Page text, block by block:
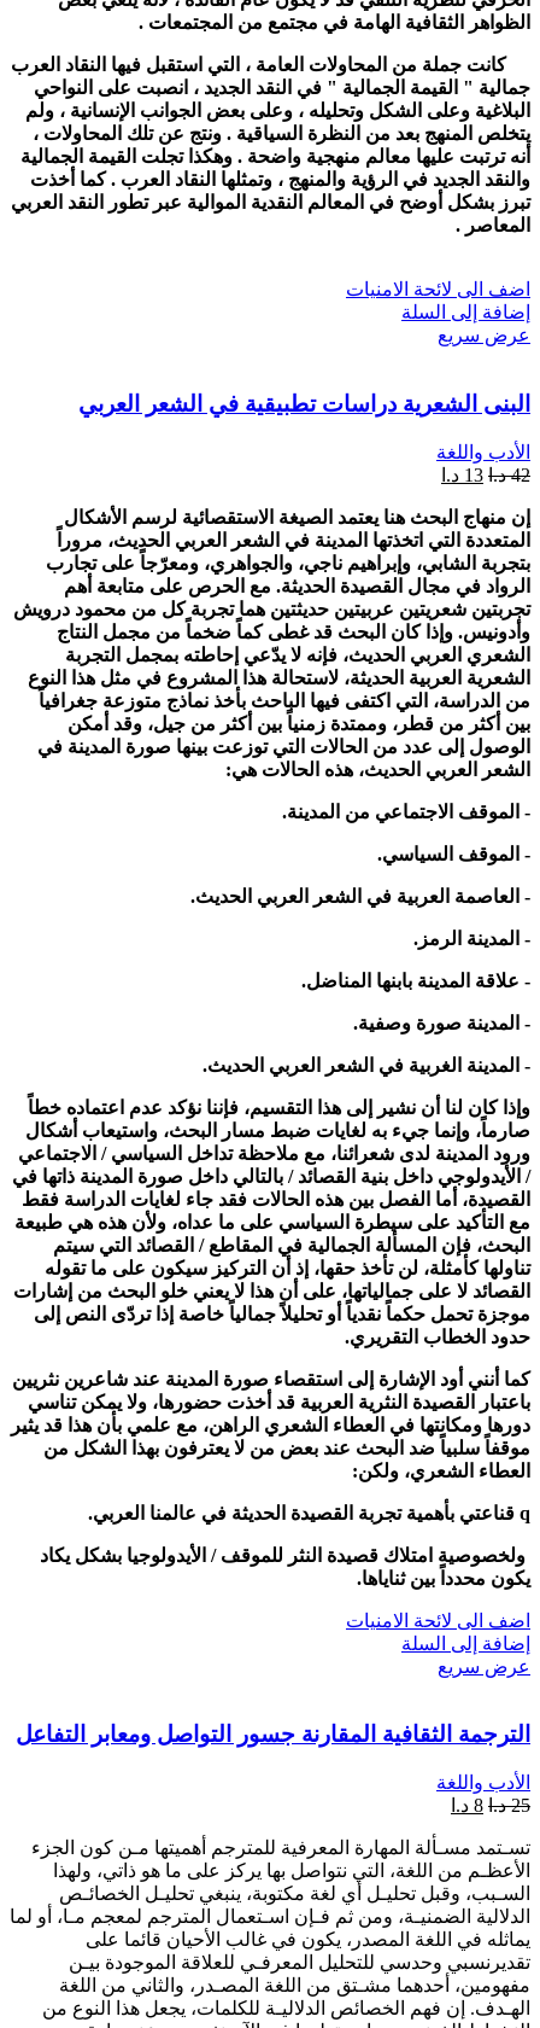
الظواهر الثقافية الهامة في مجتمع من المجتمعات .
كانت جملة من المحاولات العامة ، التي استقبل فيها النقاد العرب
جمالية " القيمة الجمالية " في النقد الجديد ، انصبت على النواحي
البلاغية وعلى الشكل وتحليله ، وعلى بعض الجوانب الإنسانية ، ولم
يتخلص المنهج بعد من النظرة السياقية . ونتج عن تلك المحاولات ،
أنه ترتبت عليها معالم منهجية واضحة . وهكذا تجلت القيمة الجمالية
والنقد الجديد في الرؤية والمنهج ، وتمثلها النقاد العرب . كما أخذت
تبرز بشكل أوضح في المعالم النقدية الموالية عبر تطور النقد العربي
المعاصر .
اضف الى لائحة الامنيات
إضافة إلى السلة
عرض سريع
البنى الشعرية دراسات تطبيقية في الشعر العربي
الأدب واللغة
42 د.ا 13 د.ا
إن منهاج البحث هنا يعتمد الصيغة الاستقصائية لرسم الأشكال
المتعددة التي اتخذتها المدينة في الشعر العربي الحديث، مروراً
بتجربة الشابي، وإبراهيم ناجي، والجواهري، ومعرّجاً على تجارب
الرواد في مجال القصيدة الحديثة. مع الحرص على متابعة أهم
تجربتين شعريتين عربيتين حديثتين هما تجربة كل من محمود درويش
وأدونيس. وإذا كان البحث قد غطى كماً ضخماً من مجمل النتاج
الشعري العربي الحديث، فإنه لا يدّعي إحاطته بمجمل التجربة
الشعرية العربية الحديثة، لاستحالة هذا المشروع في مثل هذا النوع
من الدراسة، التي اكتفى فيها الباحث بأخذ نماذج متوزعة جغرافياً
بين أكثر من قطر، وممتدة زمنياً بين أكثر من جيل، وقد أمكن
الوصول إلى عدد من الحالات التي توزعت بينها صورة المدينة في
الشعر العربي الحديث، هذه الحالات هي:
- الموقف الاجتماعي من المدينة.
- الموقف السياسي.
- العاصمة العربية في الشعر العربي الحديث.
- المدينة الرمز.
- علاقة المدينة بابنها المناضل.
- المدينة صورة وصفية.
- المدينة الغربية في الشعر العربي الحديث.
وإذا كان لنا أن نشير إلى هذا التقسيم، فإننا نؤكد عدم اعتماده خطاً
صارماً، وإنما جيء به لغايات ضبط مسار البحث، واستيعاب أشكال
ورود المدينة لدى شعرائنا، مع ملاحظة تداخل السياسي / الاجتماعي
/ الأيدولوجي داخل بنية القصائد / بالتالي داخل صورة المدينة ذاتها في
القصيدة، أما الفصل بين هذه الحالات فقد جاء لغايات الدراسة فقط
مع التأكيد على سيطرة السياسي على ما عداه، ولأن هذه هي طبيعة
البحث، فإن المسألة الجمالية في المقاطع / القصائد التي سيتم
تناولها كأمثلة، لن تأخذ حقها، إذ أن التركيز سيكون على ما تقوله
القصائد لا على جمالياتها، على أن هذا لا يعني خلو البحث من إشارات
موجزة تحمل حكماً نقدياً أو تحليلاً جمالياً خاصة إذا تردّى النص إلى
حدود الخطاب التقريري.
كما أنني أود الإشارة إلى استقصاء صورة المدينة عند شاعرين نثريين
باعتبار القصيدة النثرية العربية قد أخذت حضورها، ولا يمكن تناسي
دورها ومكانتها في العطاء الشعري الراهن، مع علمي بأن هذا قد يثير
موقفاً سلبياً ضد البحث عند بعض من لا يعترفون بهذا الشكل من
العطاء الشعري، ولكن:
q قناعتي بأهمية تجربة القصيدة الحديثة في عالمنا العربي.
ولخصوصية امتلاك قصيدة النثر للموقف / الأيدولوجيا بشكل يكاد
يكون محدداً بين ثناياها.
اضف الى لائحة الامنيات
إضافة إلى السلة
عرض سريع
الترجمة الثقافية المقارنة جسور التواصل ومعابر التفاعل
الأدب واللغة
25 د.ا 8 د.ا
تسـتمد مسـألة المهارة المعرفية للمترجم أهميتها مـن كون الجزء
الأعظـم من اللغة، التي نتواصل بها يركز على ما هو ذاتي، ولهذا
السـبب، وقبل تحليـل أي لغة مكتوبة، ينبغي تحليـل الخصائـص
الدلالية الضمنيـة، ومن ثم فـإن اسـتعمال المترجم لمعجم مـا، أو لما
يماثله في اللغة المصدر، يكون في غالب الأحيان قائما على
تقديرنسبي وحدسي للتحليل المعرفـي للعلاقة الموجودة بيـن
مفهومين، أحدهما مشـتق من اللغة المصـدر، والثاني من اللغة
الهـدف. إن فهم الخصائص الدلاليـة للكلمات، يجعل هذا النوع من